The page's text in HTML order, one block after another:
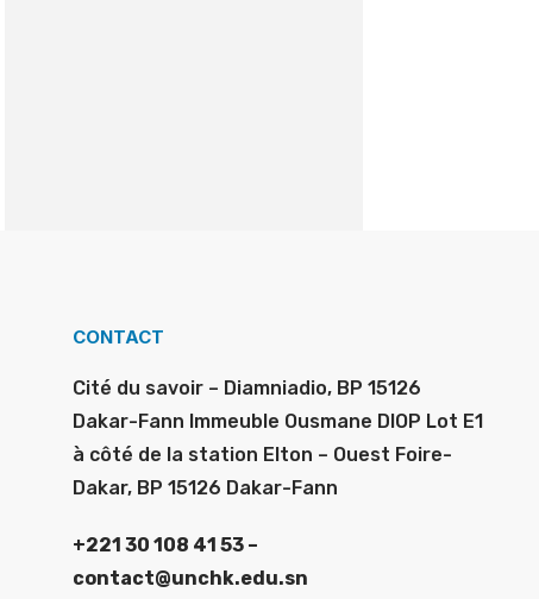
CONTACT
Cité du savoir – Diamniadio, BP 15126
Dakar-Fann Immeuble Ousmane DIOP Lot E1
à côté de la station Elton – Ouest Foire-
Dakar, BP 15126 Dakar-Fann
+221 30 108 41 53 –
contact@unchk.edu.sn